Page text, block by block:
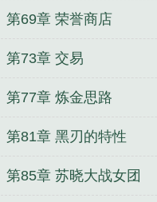
第69章 荣誉商店
第73章 交易
第77章 炼金思路
第81章 黑刃的特性
第85章 苏晓大战女团